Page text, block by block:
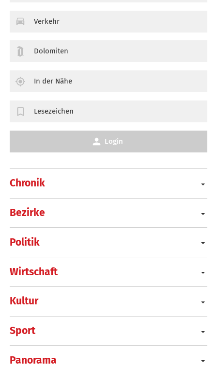
Chronik
Bezirke
Politik
Wirtschaft
Kultur
Sport
Panorama
Verkehr
Dolomiten
In der Nähe
Lesezeichen
Login